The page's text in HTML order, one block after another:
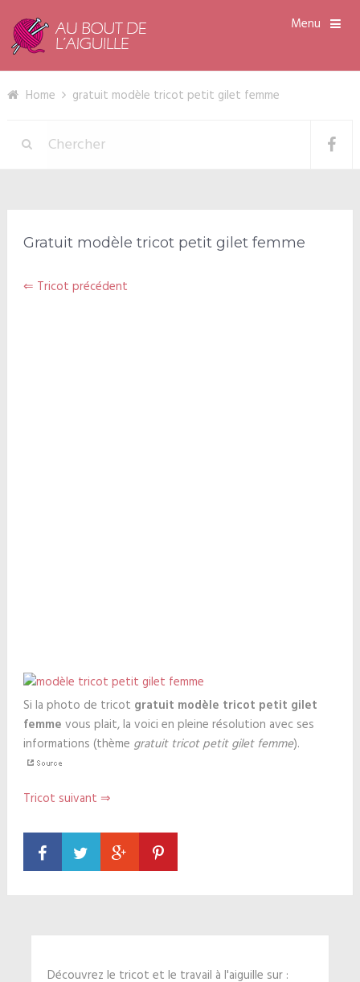
Menu
Home gratuit modèle tricot petit gilet femme
Gratuit modèle tricot petit gilet femme
⇐ Tricot précédent
Si la photo de tricot gratuit modèle tricot petit gilet
femme vous plait, la voici en pleine résolution avec ses
informations (thème gratuit tricot petit gilet femme).
Tricot suivant ⇒
Découvrez le tricot et le travail à l'aiguille sur :